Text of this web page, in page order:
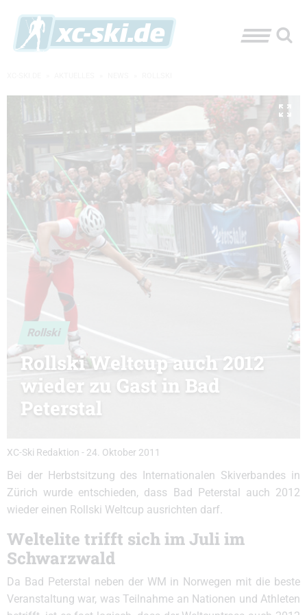
Rollski
Rollski Weltcup auch 2012
wieder zu Gast in Bad
Peterstal
XC-Ski Redaktion - 24. Oktober 2011
Bei der Herbstsitzung des Internationalen Skiverbandes in
Zürich wurde entschieden, dass Bad Peterstal auch 2012
wieder einen Rollski Weltcup ausrichten darf.
Weltelite trifft sich im Juli im
Schwarzwald
Da Bad Peterstal neben der WM in Norwegen mit die beste
Veranstaltung war, was Teilnahme an Nationen und Athleten